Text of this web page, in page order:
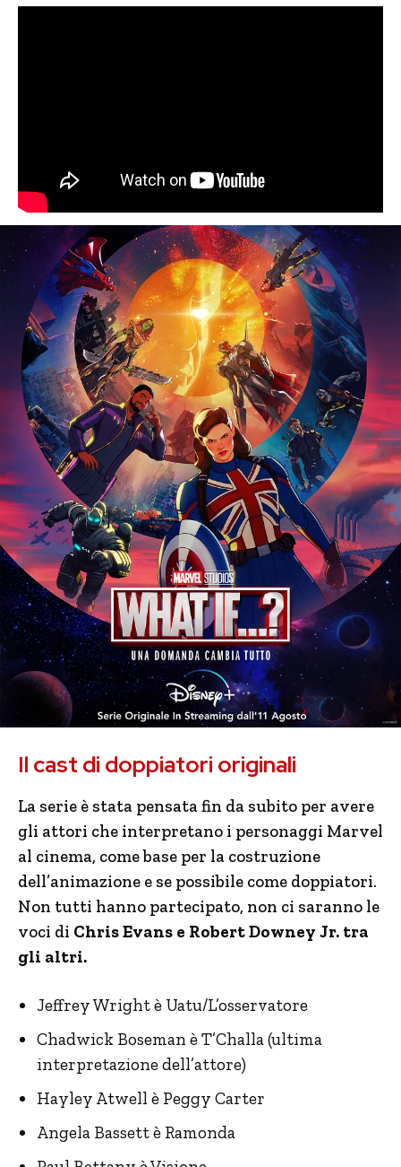
Il cast di doppiatori originali
La serie è stata pensata fin da subito per avere
gli attori che interpretano i personaggi Marvel
al cinema, come base per la costruzione
dell’animazione e se possibile come doppiatori.
Non tutti hanno partecipato, non ci saranno le
voci di Chris Evans e Robert Downey Jr. tra
gli altri.
Jeffrey Wright è Uatu/L’osservatore
Chadwick Boseman è T’Challa (ultima
interpretazione dell’attore)
Hayley Atwell è Peggy Carter
Angela Bassett è Ramonda